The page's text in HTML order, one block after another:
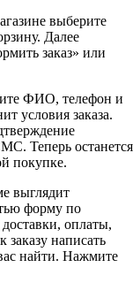
выберите
Далее
заказ» или
ФИО, телефон и
условия заказа.
Теперь останется
покупке.
выглядит
форму по
оплаты,
написать
найти. Нажмите